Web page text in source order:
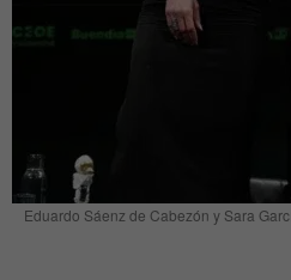
Eduardo Sáenz de Cabezón y Sara